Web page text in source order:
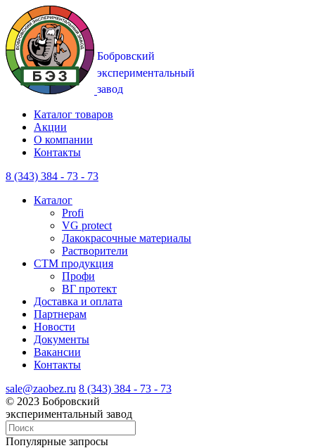
Каталог товаров
Акции
О компании
Контакты
8 (343) 384 - 73 - 73
Каталог
Profi
VG protect
Лакокрасочные материалы
Растворители
CTM продукция
Профи
ВГ протект
Доставка и оплата
Партнерам
Новости
Документы
Вакансии
Контакты
sale@zaobez.ru 8 (343) 384 - 73 - 73
© 2023 Бобровский
экспериментальный завод
Популярные запросы